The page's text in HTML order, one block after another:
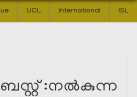
UCL International ISL
:നൽകുന്ന